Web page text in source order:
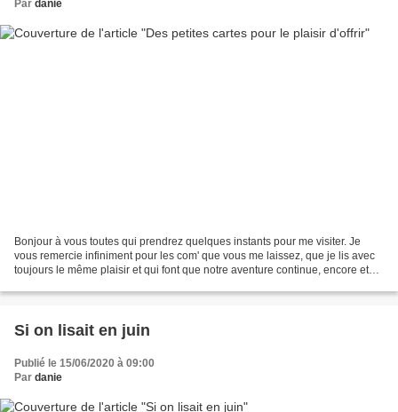
Par danie
Bonjour à vous toutes qui prendrez quelques instants pour me visiter. Je
vous remercie infiniment pour les com' que vous me laissez, que je lis avec
toujours le même plaisir et qui font que notre aventure continue, encore et
Si on lisait en juin
Publié le 15/06/2020 à 09:00
Par danie